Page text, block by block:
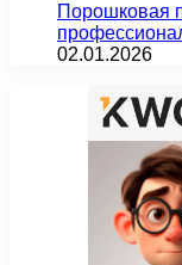
Порошковая
02.01.2026